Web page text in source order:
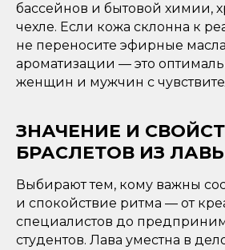
бассейнов и бытовой химии,
чехле. Если кожа склонна к
не переносите эфирные
ароматизации — это
женщин и мужчин с
ЗНАЧЕНИЕ И
БРАСЛЕТОВ ИЗ
Выбирают тем, кому важны
и спокойствие ритма — от
специалистов до
студентов. Лава уместна в